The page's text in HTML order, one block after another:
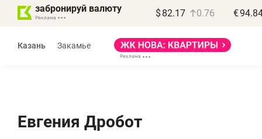
забронируй валюту $ 82.17 0.76 €
Казань Закамье
Евгения Дробот